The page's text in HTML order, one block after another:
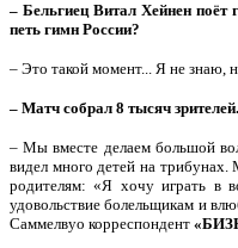
– Бельгиец Витал Хейнен поёт
петь гимн России?
– Это такой момент... Я не знаю,
– Матч собрал 8 тысяч
– Мы вместе делаем большой
видел много детей на
родителям: «Я хочу играть в
удовольствие болельщикам и
Саммелвуо корреспондент